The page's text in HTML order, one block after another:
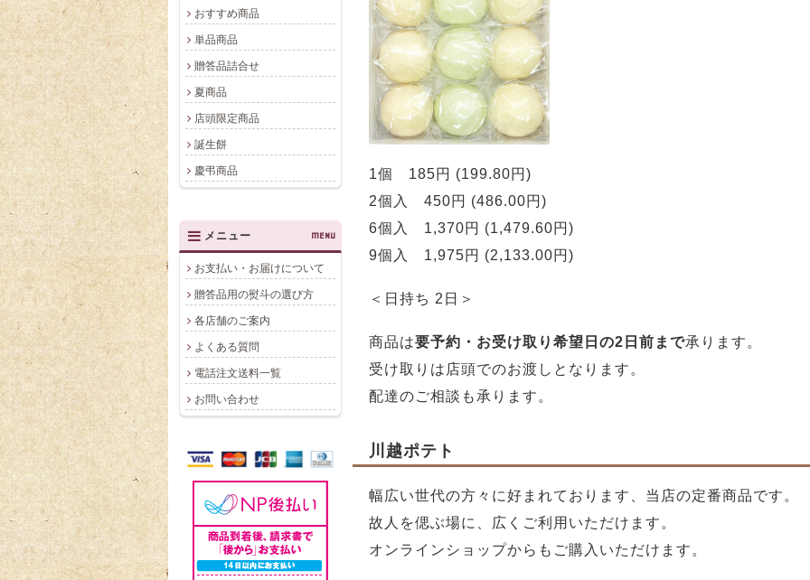
1個 185円 (199.80円)
2個入 450円 (486.00円)
6個入 1,370円 (1,479.60円)
9個入 1,975円 (2,133.00円)
＜日持ち 2日＞
商品は要予約・お受け取り希望日の2日前まで承ります。
受け取りは店頭でのお渡しとなります。
配達のご相談も承ります。
川越ポテト
幅広い世代の方々に好まれております、当店の定番商品です。
故人を偲ぶ場に、広くご利用いただけます。
オンラインショップからもご購入いただけます。
おすすめ商品
単品商品
贈答品詰合せ
夏商品
店頭限定商品
誕生餅
慶弔商品
メニュー MENU
お支払い・お届けについて
贈答品用の熨斗の選び方
各店舗のご案内
よくある質問
電話注文送料一覧
お問い合わせ